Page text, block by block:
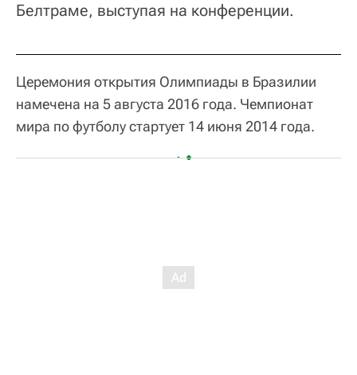
Белтраме, выступая на конференции.
Церемония открытия Олимпиады в Бразилии
намечена на 5 августа 2016 года. Чемпионат
мира по футболу стартует 14 июня 2014 года.